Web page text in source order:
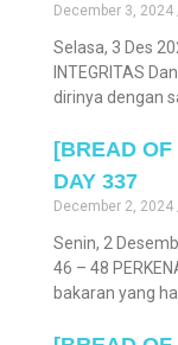
December 3, 2024
Selasa, 3 Des
INTEGRITAS
dirinya dengan
[BREAD OF
DAY 337
December 2, 2024
Senin, 2
46 – 48
bakaran yang